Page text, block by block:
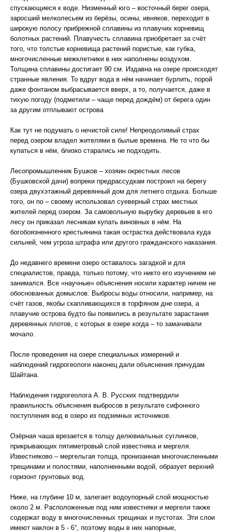
спускающиеся к воде. Низменный юго – восточный берег озера,
заросший мелколесьем из берёзы, осины, ивняков, переходит в
широкую полосу прибрежной сплавины из плавучих корневищ
болотных растений. Плавучесть сплавина приобретает за счёт
того, что толстые корневища растений пористые, как губка,
многочисленные межклетники в них наполнены воздухом.
Толщина сплавины достигает 90 см. Издавна на озере происходят
странные явления. То вдруг вода в нём начинает бурлить, порой
даже фонтаном выбрасывается вверх, а то, получается, даже в
тихую погоду (подметили – чаще перед дождём) от берега один
за другим отплывают острова
Как тут не подумать о нечистой силе! Непреодолимый страх
перед озером владел жителями в былые времена. Не то что бы
купаться в нём, близко старались не подходить.
Лесопромышленник Бушков – хозяин окрестных лесов
(Бушковской дачи) вопреки предрассудкам построил на берегу
озера двухэтажный деревянный дом для летнего отдыха. Больше
того, он по – своему использовал суеверный страх местных
жителей перед озером. За самовольную вырубку деревьев в его
лесу он приказал лесникам купать виновных в нём. На
богобоязненного крестьянина такая острастка действовала куда
сильней, чем угроза штрафа или другого гражданского наказания.
До недавнего времени озеро оставалось загадкой и для
специалистов, правда, только потому, что никто его изучением не
занимался. Все «научные» объяснения носили характер ничем не
обоснованных домыслов. Выбросы воды относили, например, на
счёт газов, якобы скапливающихся в торфяном дне озера, а
плавучие острова будто бы появились в результате зарастания
деревянных плотов, с которых в озере когда – то замачивали
мочало.
После проведения на озере специальных измерений и
наблюдений гидрогеологи наконец дали объяснения причудам
Шайтана.
Наблюдения гидрогеолога А. В. Русских подтвердили
правильность объяснения выбросов в результате сифонного
поступления вод в озеро из подземных источников.
Озёрная чаша врезается в толщу делювиальных суглинков,
прикрывающих пятиметровый слой известняка и мергеля.
Известняково – мергельгая толща, пронизанная многочисленными
трещинами и полостями, наполненными водой, образует верхний
горизонт грунтовых вод.
Ниже, на глубине 10 м, залегает водоупорный слой мощностью
около 2 м. Расположенные под ним известняки и мергели также
содержат воду в многочисленных трещинах и пустотах. Эти слои
имеют наклон в 5 - 6°, поэтому воды в них напорные,